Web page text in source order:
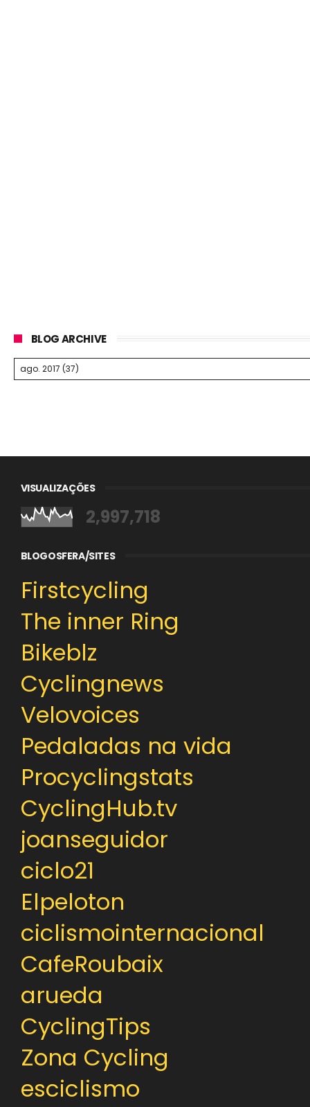
BLOG ARCHIVE
VISUALIZAÇÕES
2,997,718
BLOGOSFERA/SITES
Firstcycling
The inner Ring
Bikeblz
Cyclingnews
Velovoices
Pedaladas na vida
Procyclingstats
CyclingHub.tv
joanseguidor
ciclo21
Elpeloton
ciclismointernacional
CafeRoubaix
arueda
CyclingTips
Zona Cycling
esciclismo